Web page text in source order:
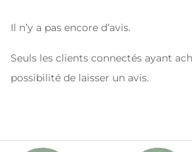
Il n’y a pas encore d’avis.
Seuls les clients connectés ayant
possibilité de laisser un avis.